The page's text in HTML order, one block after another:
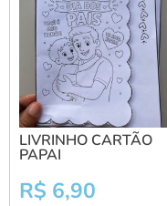
LIVRINHO CARTÃO
PAPAI
R$ 6,90